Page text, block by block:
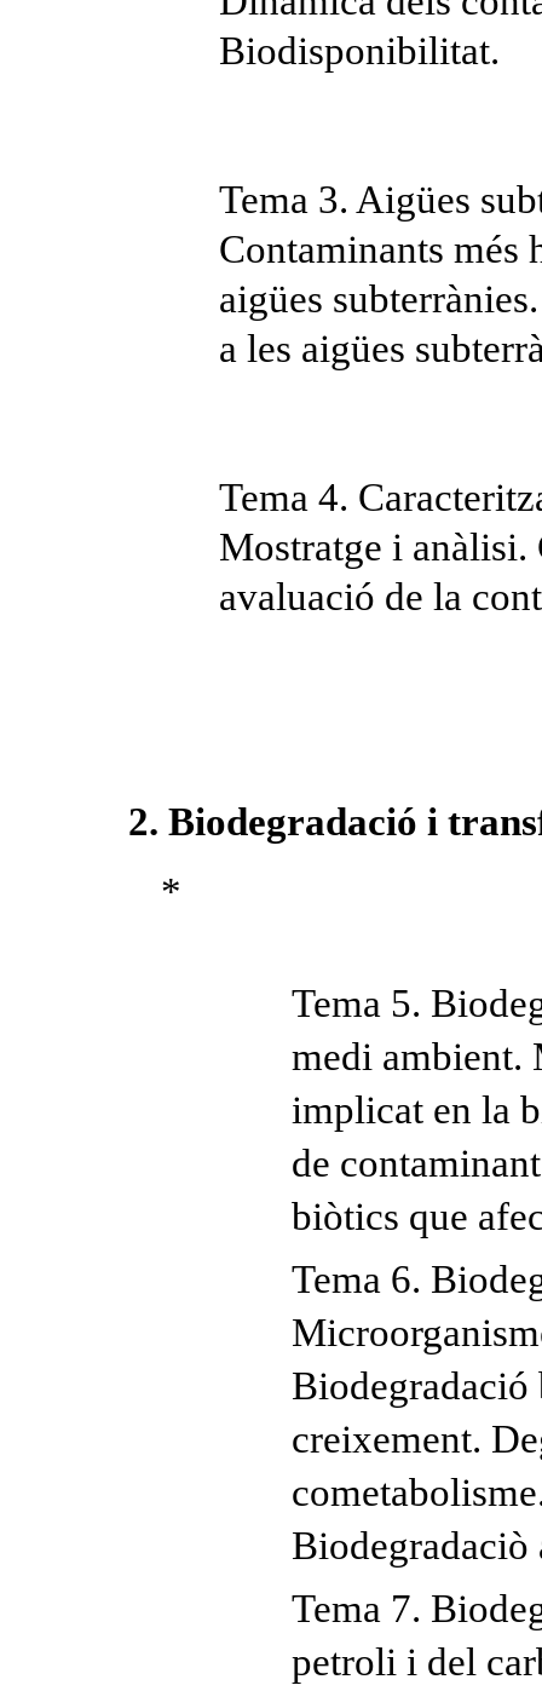
Biodisponibilitat.
Tema 3. Aigües
Contaminants més
aigües
a les aigües
Tema 4.
Mostratge i anàlisi.
avaluació de la
2. Biodegradació i
*
Tema 5.
medi ambient.
implicat en la
de
biòtics que
Tema 6.
Biodegradació
creixement.
Biodegradaciò
Tema 7.
petroli i del